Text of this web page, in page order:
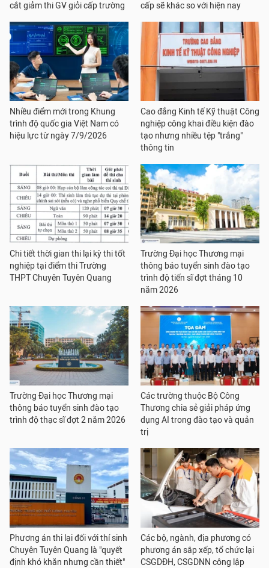
cắt giảm thi GV giỏi cấp trường
cấp sẽ khác so với hiện nay
Nhiều điểm mới trong Khung
trình độ quốc gia Việt Nam có
hiệu lực từ ngày 7/9/2026
Cao đẳng Kinh tế Kỹ thuật Công
nghiệp công khai điều kiện đào
tạo nhưng nhiều tệp "trắng"
thông tin
Chi tiết thời gian thi lại kỳ thi tốt
nghiệp tại điểm thi Trường
THPT Chuyên Tuyên Quang
Trường Đại học Thương mại
thông báo tuyển sinh đào tạo
trình độ tiến sĩ đợt tháng 10
năm 2026
Trường Đại học Thương mại
thông báo tuyển sinh đào tạo
trình độ thạc sĩ đợt 2 năm 2026
Các trường thuộc Bộ Công
Thương chia sẻ giải pháp ứng
dụng AI trong đào tạo và quản
trị
Phương án thi lại đối với thí sinh
Chuyên Tuyên Quang là "quyết
định khó khăn nhưng cần thiết"
Các bộ, ngành, địa phương có
phương án sắp xếp, tổ chức lại
CSGDĐH, CSGDNN công lập